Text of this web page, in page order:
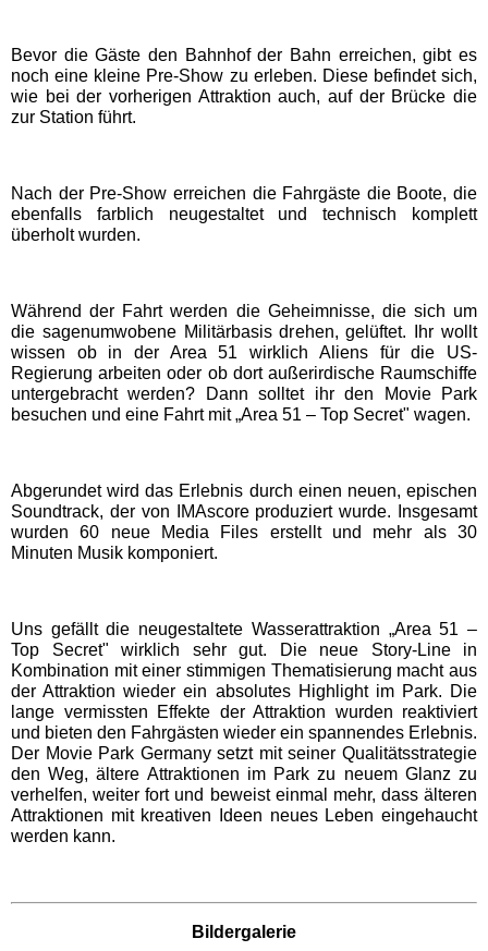
LEGOLAND Deutschland
Rodelbahn St. Englmar
Freizeitpark Lochmühle
Taunus Wunderland
Niedersachsen
Freizeitparks
Rasti-Land
Serengeti-Park
Nordrhein-Westfalen
Freizeitparks
Fort Fun Abenteuerland
Bevor die Gäste den Bahnhof der Bahn erreichen, gibt es
noch eine kleine Pre-Show zu erleben. Diese befindet sich,
wie bei der vorherigen Attraktion auch, auf der Brücke die
zur Station führt.
Nach der Pre-Show erreichen die Fahrgäste die Boote, die
ebenfalls farblich neugestaltet und technisch komplett
überholt wurden.
Während der Fahrt werden die Geheimnisse, die sich um
die sagenumwobene Militärbasis drehen, gelüftet. Ihr wollt
wissen ob in der Area 51 wirklich Aliens für die US-
Regierung arbeiten oder ob dort außerirdische Raumschiffe
untergebracht werden? Dann solltet ihr den Movie Park
besuchen und eine Fahrt mit „Area 51 – Top Secret" wagen.
Abgerundet wird das Erlebnis durch einen neuen, epischen
Soundtrack, der von IMAscore produziert wurde. Insgesamt
wurden 60 neue Media Files erstellt und mehr als 30
Minuten Musik komponiert.
Uns gefällt die neugestaltete Wasserattraktion „Area 51 –
Top Secret" wirklich sehr gut. Die neue Story-Line in
Kombination mit einer stimmigen Thematisierung macht aus
der Attraktion wieder ein absolutes Highlight im Park. Die
lange vermissten Effekte der Attraktion wurden reaktiviert
und bieten den Fahrgästen wieder ein spannendes Erlebnis.
Der Movie Park Germany setzt mit seiner Qualitätsstrategie
den Weg, ältere Attraktionen im Park zu neuem Glanz zu
verhelfen, weiter fort und beweist einmal mehr, dass älteren
Attraktionen mit kreativen Ideen neues Leben eingehaucht
werden kann.
Bildergalerie